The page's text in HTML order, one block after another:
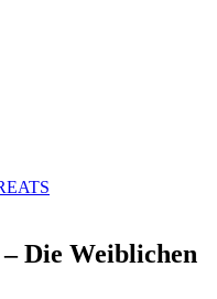
Die Weiblichen